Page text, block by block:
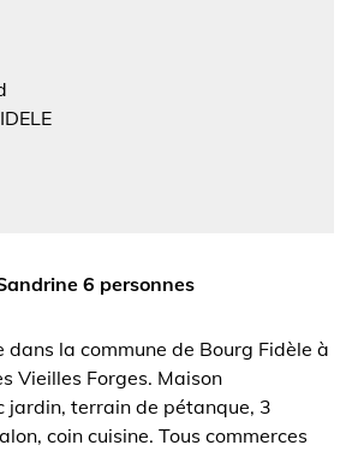
6 personnes
la commune de Bourg Fidèle à
Vieilles Forges. Maison
jardin, terrain de pétanque, 3
coin cuisine. Tous commerces